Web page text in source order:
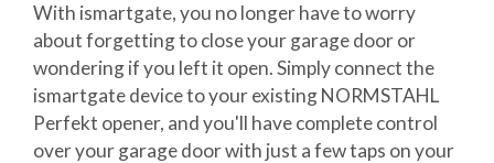
With ismartgate, you no longer have to worry
about forgetting to close your garage door or
wondering if you left it open. Simply connect the
ismartgate device to your existing NORMSTAHL
Perfekt opener, and you'll have complete control
over your garage door with just a few taps on your